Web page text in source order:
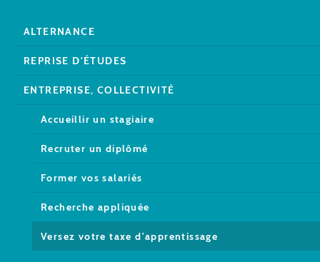
ALTERNANCE
REPRISE D'ÉTUDES
ENTREPRISE, COLLECTIVITÉ
Accueillir un stagiaire
Recruter un diplômé
Former vos salariés
Recherche appliquée
Versez votre taxe d'apprentissage